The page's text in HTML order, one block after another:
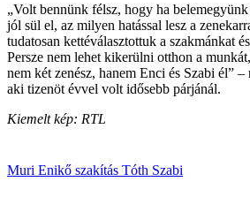
„Volt bennünk félsz, hogy ha
jól sül el, az milyen hatással lesz a
tudatosan kettéválasztottuk a szakmánkat
Persze nem lehet kikerülni otthon a
nem két zenész, hanem Enci és Szabi él” –
aki tizenöt évvel volt idősebb párjánál.
Kiemelt kép: RTL
Muri Enikő szakítás Tóth Szabi